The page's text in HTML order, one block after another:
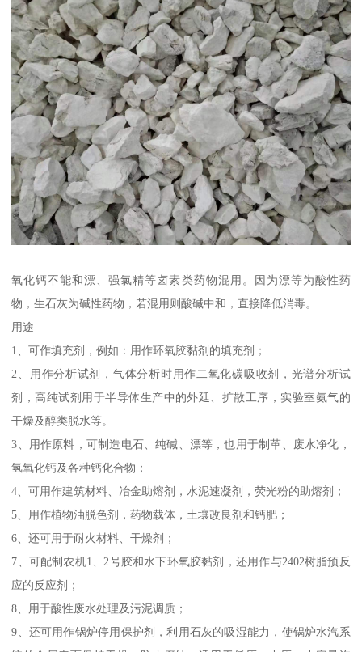
氧化钙不能和漂、强氯精等卤素类药物混用。因为漂等为酸性药
物，生石灰为碱性药物，若混用则酸碱中和，直接降低消毒。
用途
1、可作填充剂，例如：用作环氧胶黏剂的填充剂；
2、用作分析试剂，气体分析时用作二氧化碳吸收剂，光谱分析试
剂，高纯试剂用于半导体生产中的外延、扩散工序，实验室氨气的
干燥及醇类脱水等。
3、用作原料，可制造电石、纯碱、漂等，也用于制革、废水净化，
氢氧化钙及各种钙化合物；
4、可用作建筑材料、冶金助熔剂，水泥速凝剂，荧光粉的助熔剂；
5、用作植物油脱色剂，药物载体，土壤改良剂和钙肥；
6、还可用于耐火材料、干燥剂；
7、可配制农机1、2号胶和水下环氧胶黏剂，还用作与2402树脂预反
应的反应剂；
8、用于酸性废水处理及污泥调质；
9、还可用作锅炉停用保护剂，利用石灰的吸湿能力，使锅炉水汽系